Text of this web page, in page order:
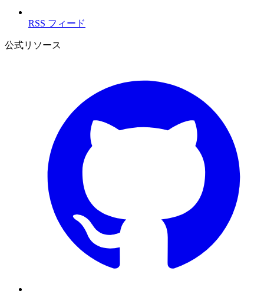
RSS フィード
公式リソース